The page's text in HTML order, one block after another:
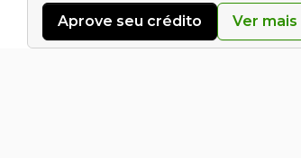
Aprove seu crédito Ver mais